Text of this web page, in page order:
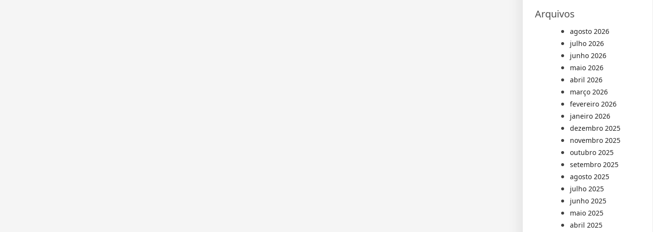
Arquivos
agosto 2026
julho 2026
junho 2026
maio 2026
abril 2026
março 2026
fevereiro 2026
janeiro 2026
dezembro 2025
novembro 2025
outubro 2025
setembro 2025
agosto 2025
julho 2025
junho 2025
maio 2025
abril 2025